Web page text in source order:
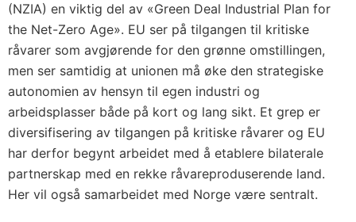
(NZIA) en viktig del av «Green Deal Industrial Plan for
the Net-Zero Age». EU ser på tilgangen til kritiske
råvarer som avgjørende for den grønne omstillingen,
men ser samtidig at unionen må øke den strategiske
autonomien av hensyn til egen industri og
arbeidsplasser både på kort og lang sikt. Et grep er
diversifisering av tilgangen på kritiske råvarer og EU
har derfor begynt arbeidet med å etablere bilaterale
partnerskap med en rekke råvareproduserende land.
Her vil også samarbeidet med Norge være sentralt.